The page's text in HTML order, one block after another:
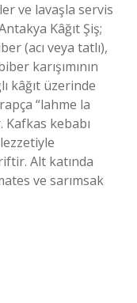
ve lavaşla servis
Kâğıt Şiş;
(acı veya tatlı),
karışımının
kâğıt üzerinde
“lahme la
kebabı
Alt katında
ve sarımsak